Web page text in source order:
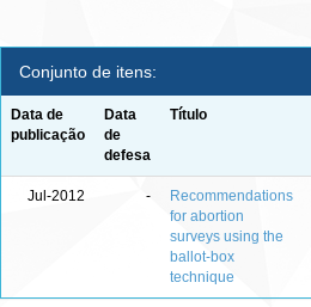
Conjunto de itens:
Data de
publicação
Data
de
defesa
Título
Jul-2012 -
Recommendations
for abortion
surveys using the
ballot-box
technique